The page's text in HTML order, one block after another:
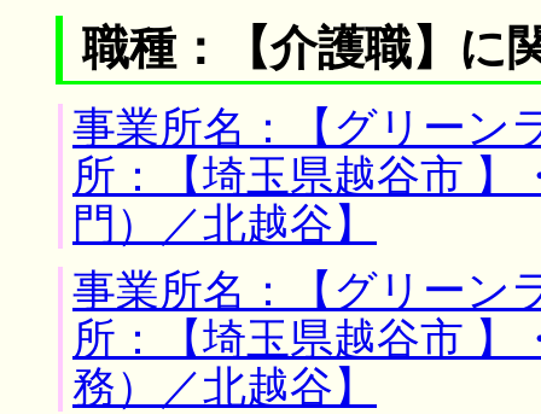
職種：【介護職】に
事業所名：【グリーン
所：【埼玉県越谷市 】
門）／北越谷】
事業所名：【グリーン
所：【埼玉県越谷市
務）／北越谷】